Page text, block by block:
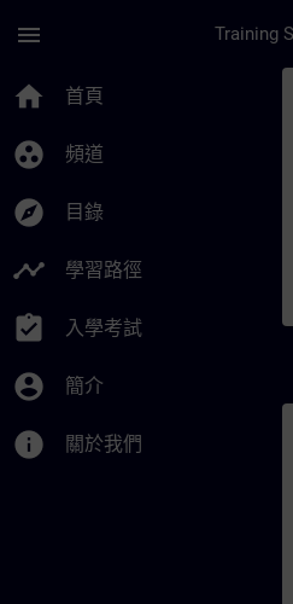
menu
home 首頁
group_work 頻道
explore 目錄
timeline 學習路徑
assignment_turned_in 入學考試
account_circle 簡介
info 關於我們